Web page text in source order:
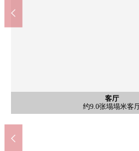
客厅
约9.0张塌塌米客
外观
外观1980年6月建築
客厅
客厅
厨房
组合厨房被设置
洗脸
洗脸
公共汽车
公共汽车
厕所
厕所
日式房间
面向日式房间8张塌塌
日式房间
面向日式房间8张塌塌
西式房间
西式房间约6.5张塌塌米阳
西式房间
有西式房间约8.5张塌塌米
西式房间
有西式房间约8.5张塌塌米
日式房间
有日式房间6张塌塌米存
日式房间
有日式房间6张塌塌米存
室内
室内楼梯
室内
室内楼梯
门口
门口
阳台
2楼阳台
风景
风景(从2楼阳台)
阳台
东面阳台
阳台
3楼南侧阳台
其他
露台
其他
露台
其他
西侧室外楼梯
其他
西侧露台
外观
外观
外观
外观
阪急神户线"六甲"车站(
步行16分钟
神户海星医院(约
步行15分钟
神户市立长峰中学(约
步行24分钟。
神户市立鹤甲小学(约
步行13分钟